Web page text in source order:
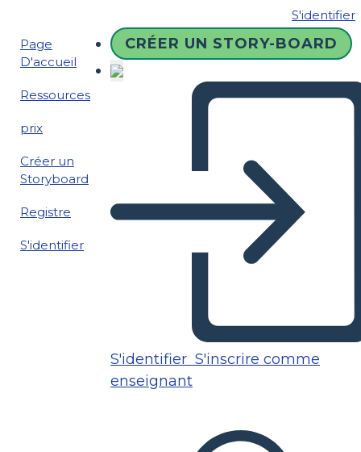
S'identifier
Page
D'accueil
Ressources
prix
Créer un
Storyboard
Registre
S'identifier
CRÉER UN STORY-BOARD
S'identifier S'inscrire comme
enseignant